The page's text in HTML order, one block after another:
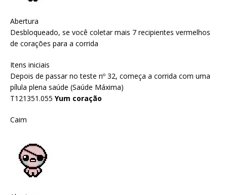
Abertura
Desbloqueado, se você coletar mais 7 recipientes vermelhos
de corações para a corrida
Itens iniciais
Depois de passar no teste nº 32, começa a corrida com uma
pílula plena saúde (Saúde Máxima)
T121351.055 Yum coração
Caim